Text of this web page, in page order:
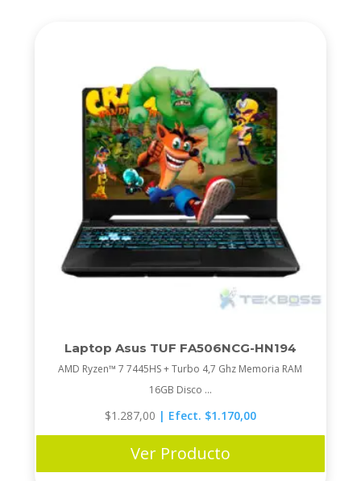
Laptop Asus TUF FA506NCG-HN194
AMD Ryzen™ 7 7445HS + Turbo 4,7 Ghz Memoria RAM
16GB Disco ...
$1.287,00 | Efect. $1.170,00
Ver Producto